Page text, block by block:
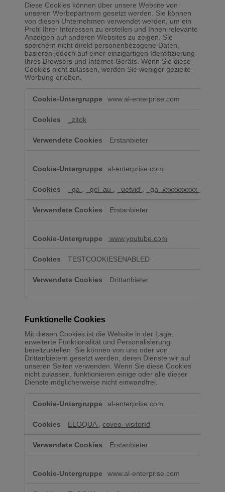
Diese Cookies können über unsere Website von
unseren Werbepartnern gesetzt werden. Sie können
von diesen Unternehmen verwendet werden, um ein
Profil Ihrer Interessen zu erstellen und Ihnen relevante
Anzeigen auf anderen Websites zu zeigen. Sie
speichern nicht direkt personenbezogene Daten,
basieren jedoch auf einer einzigartigen Identifizierung
Ihres Browsers und Internet-Geräts. Wenn Sie diese
Cookies nicht zulassen, werden Sie weniger gezielte
Werbung erleben.
für
www.al-enterprise.com
_zitok
Erstanbieter
al-enterprise.com
_ga _gcl_au _uetvid _ga_xxxxxxxxxx
Erstanbieter
www.youtube.com
TESTCOOKIESENABLED
Drittanbieter
Funktionelle Cookies
Mit diesen Cookies ist die Website in der Lage,
erweiterte Funktionalität und Personalisierung
bereitzustellen. Sie können von uns oder von
Drittanbietern gesetzt werden, deren Dienste wir auf
unseren Seiten verwenden. Wenn Sie diese Cookies
nicht zulassen, funktionieren einige oder alle dieser
Dienste möglicherweise nicht einwandfrei.
Cookies
al-enterprise.com
ELOQUA ,coveo_visitorId
Erstanbieter
www.al-enterprise.com